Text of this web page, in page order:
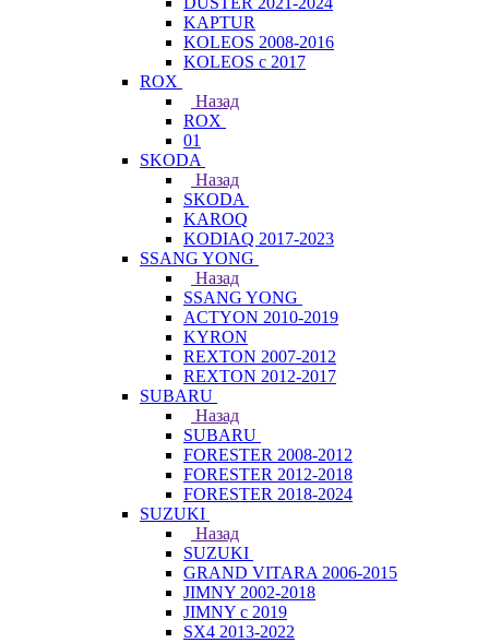
KAPTUR
KOLEOS 2008-2016
KOLEOS с 2017
ROX
Назад
ROX
01
SKODA
Назад
SKODA
KAROQ
KODIAQ 2017-2023
SSANG YONG
Назад
SSANG YONG
ACTYON 2010-2019
KYRON
REXTON 2007-2012
REXTON 2012-2017
SUBARU
Назад
SUBARU
FORESTER 2008-2012
FORESTER 2012-2018
FORESTER 2018-2024
SUZUKI
Назад
SUZUKI
GRAND VITARA 2006-2015
JIMNY 2002-2018
JIMNY с 2019
SX4 2013-2022